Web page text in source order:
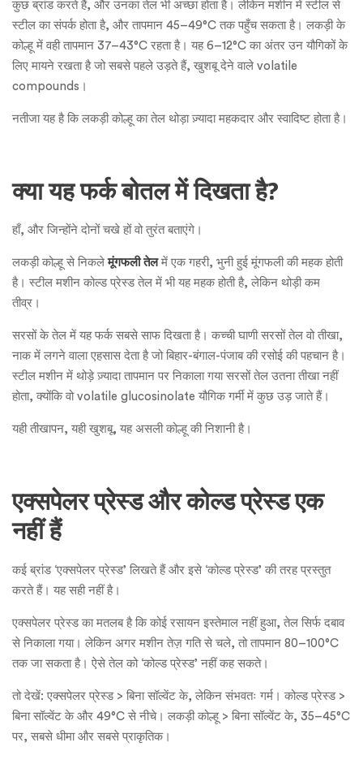
कुछ ब्रांड करते हैं, और उनका तेल भी अच्छा होता है। लेकिन मशीन में स्टील से
स्टील का संपर्क होता है, और तापमान 45–49°C तक पहुँच सकता है। लकड़ी के
कोल्हू में वही तापमान 37–43°C रहता है। यह 6–12°C का अंतर उन यौगिकों के
लिए मायने रखता है जो सबसे पहले उड़ते हैं, खुशबू देने वाले volatile
compounds।
नतीजा यह है कि लकड़ी कोल्हू का तेल थोड़ा ज़्यादा महकदार और स्वादिष्ट होता है।
क्या यह फर्क बोतल में दिखता है?
हाँ, और जिन्होंने दोनों चखे हों वो तुरंत बताएंगे।
लकड़ी कोल्हू से निकलेमूंगफली तेल में एक गहरी, भुनी हुई मूंगफली की महक होती
है। स्टील मशीन कोल्ड प्रेस्ड तेल में भी यह महक होती है, लेकिन थोड़ी कम
तीव्र।
सरसों के तेल में यह फर्क सबसे साफ दिखता है। कच्ची घाणी सरसों तेल वो तीखा,
नाक में लगने वाला एहसास देता है जो बिहार-बंगाल-पंजाब की रसोई की पहचान है।
स्टील मशीन में थोड़े ज़्यादा तापमान पर निकाला गया सरसों तेल उतना तीखा नहीं
होता, क्योंकि वो volatile glucosinolate यौगिक गर्मी में कुछ उड़ जाते हैं।
यही तीखापन, यही खुशबू, यह असली कोल्हू की निशानी है।
एक्सपेलर प्रेस्ड और कोल्ड प्रेस्ड एक
नहीं हैं
कई ब्रांड ‘एक्सपेलर प्रेस्ड’ लिखते हैं और इसे ‘कोल्ड प्रेस्ड’ की तरह प्रस्तुत
करते हैं। यह सही नहीं है।
एक्सपेलर प्रेस्ड का मतलब है कि कोई रसायन इस्तेमाल नहीं हुआ, तेल सिर्फ दबाव
से निकाला गया। लेकिन अगर मशीन तेज़ गति से चले, तो तापमान 80–100°C
तक जा सकता है। ऐसे तेल को ‘कोल्ड प्रेस्ड’ नहीं कह सकते।
तो देखें: एक्सपेलर प्रेस्ड > बिना सॉल्वेंट के, लेकिन संभवतः गर्म। कोल्ड प्रेस्ड >
बिना सॉल्वेंट के और 49°C से नीचे। लकड़ी कोल्हू > बिना सॉल्वेंट के, 35–45°C
पर, सबसे धीमा और सबसे प्राकृतिक।